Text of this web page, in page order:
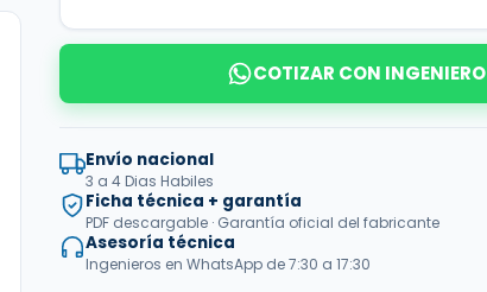
COTIZAR CON INGENIERO
Envío nacional
3 a 4 Dias Habiles
Ficha técnica + garantía
PDF descargable · Garantía oficial del fabricante
Asesoría técnica
Ingenieros en WhatsApp de 7:30 a 17:30